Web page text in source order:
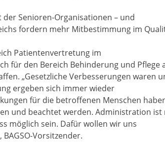
der Senioren-Organisationen – und
fordern mehr Mitbestimmung im
Patientenvertretung im
für den Bereich Behinderung und Pflege
„Gesetzliche Verbesserungen waren
ergeben sich immer wieder
für die betroffenen Menschen
und beachtet werden. Administration
möglich sein. Dafür wollen wir uns
Vorsitzender.